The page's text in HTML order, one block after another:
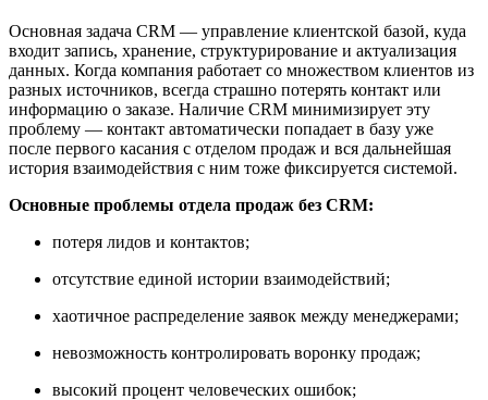
Основная задача CRM — управление клиентской базой, куда
входит запись, хранение, структурирование и актуализация
данных. Когда компания работает со множеством клиентов из
разных источников, всегда страшно потерять контакт или
информацию о заказе. Наличие CRM минимизирует эту
проблему — контакт автоматически попадает в базу уже
после первого касания с отделом продаж и вся дальнейшая
история взаимодействия с ним тоже фиксируется системой.
Основные проблемы отдела продаж без CRM:
потеря лидов и контактов;
отсутствие единой истории взаимодействий;
хаотичное распределение заявок между менеджерами;
невозможность контролировать воронку продаж;
высокий процент человеческих ошибок;